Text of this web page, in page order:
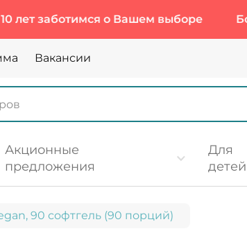
о Вашем выборе Более
Вакансии
Акционные
предложения
Для
детей
90 софтгель (90 порций)